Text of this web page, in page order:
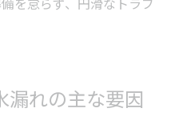
漏れの主な要因